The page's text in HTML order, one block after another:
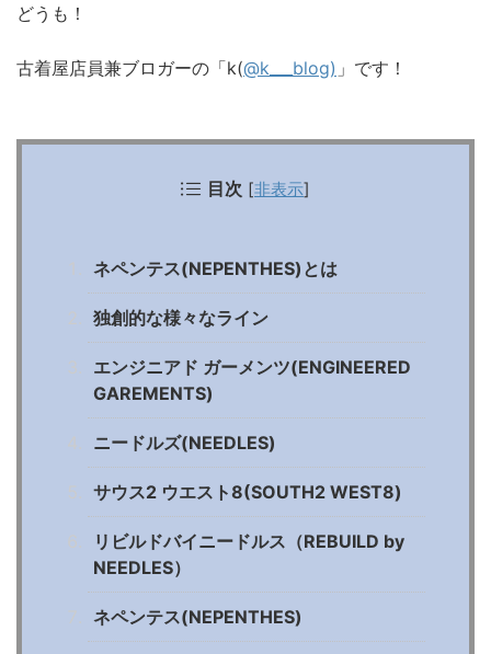
どうも！
古着屋店員兼ブロガーの「k(@k___blog) 」です！
目次 [非表示]
ネペンテス(NEPENTHES)とは
独創的な様々なライン
エンジニアド ガーメンツ(ENGINEERED
GAREMENTS)
ニードルズ(NEEDLES)
サウス2 ウエスト8(SOUTH2 WEST8)
リビルドバイニードルス（REBUILD by
NEEDLES）
ネペンテス(NEPENTHES)